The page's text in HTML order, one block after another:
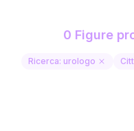
0 Figure
Ricerca: urologo